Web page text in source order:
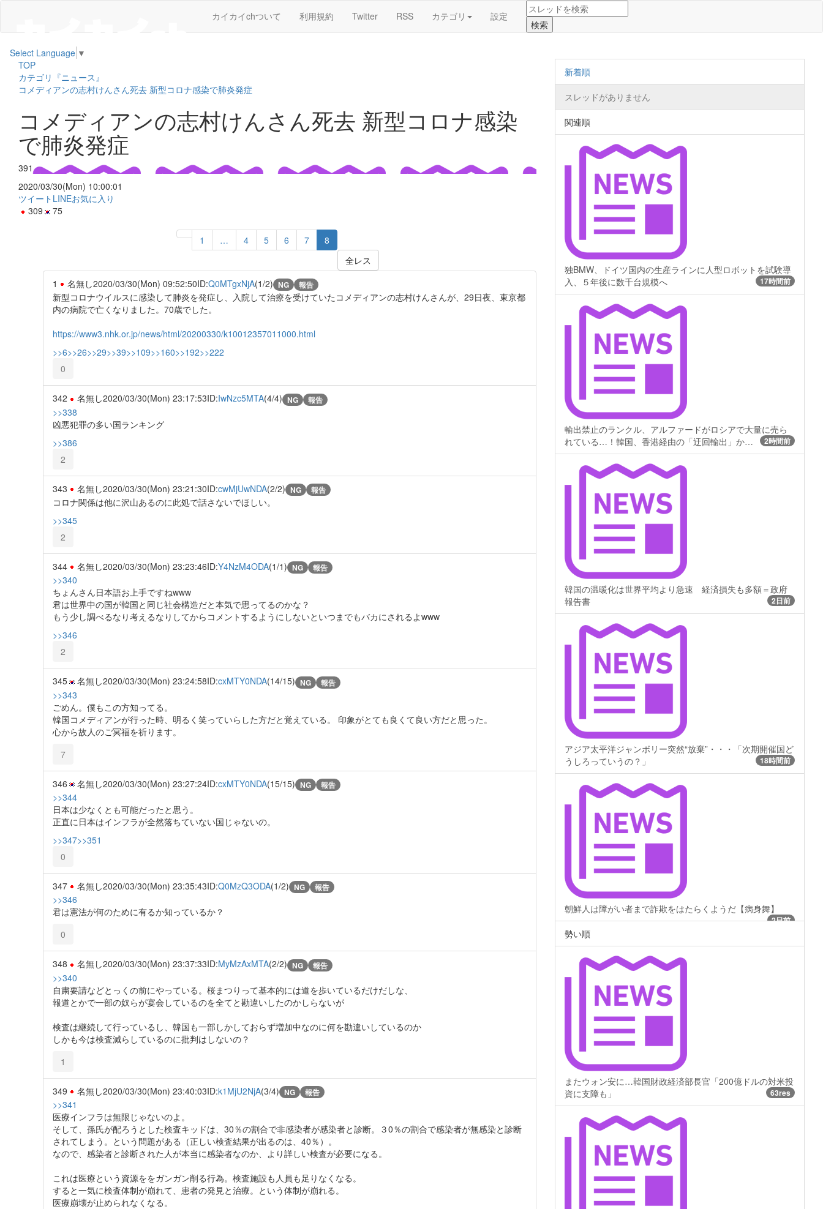
カイカイchついて 利用規約 Twitter RSS カテゴリ 設定
Select Language ▼
TOP
カテゴリ『ニュース』
コメディアンの志村けんさん死去 新型コロナ感染で肺炎発症
コメディアンの志村けんさん死去 新型コロナ感染
で肺炎発症
391
2020/03/30(Mon) 10:00:01
ツイート LINEお気に入り
309
75
1 … 4 5 6 7
8
全レス
1
名無し2020/03/30(Mon) 09:52:50ID:Q0MTgxNjA(1/2) NG 報告
新型コロナウイルスに感染して肺炎を発症し、入院して治療を受けていたコメディアンの志村けんさんが、29日夜、東京都
内の病院で亡くなりました。70歳でした。
https://www3.nhk.or.jp/news/html/20200330/k10012357011000.html
>>6>>26>>29>>39>>109>>160>>192>>222
0
342 名無し2020/03/30(Mon) 23:17:53ID:IwNzc5MTA(4/4) NG 報告
>>338
凶悪犯罪の多い国ランキング
>>386
2
343 名無し2020/03/30(Mon) 23:21:30ID:cwMjUwNDA(2/2) NG 報告
コロナ関係は他に沢山あるのに此処で話さないでほしい。
>>345
2
344 名無し2020/03/30(Mon) 23:23:46ID:Y4NzM4ODA(1/1) NG 報告
>>340
ちょんさん日本語お上手ですねwww
君は世界中の国が韓国と同じ社会構造だと本気で思ってるのかな？
もう少し調べるなり考えるなりしてからコメントするようにしないといつまでもバカにされるよwww
>>346
2
345 名無し2020/03/30(Mon) 23:24:58ID:cxMTY0NDA(14/15) NG 報告
>>343
ごめん。僕もこの方知ってる。
韓国コメディアンが行った時、明るく笑っていらした方だと覚えている。 印象がとても良くて良い方だと思った。
心から故人のご冥福を祈ります。
7
346 名無し2020/03/30(Mon) 23:27:24ID:cxMTY0NDA(15/15) NG 報告
>>344
日本は少なくとも可能だったと思う。
正直に日本はインフラが全然落ちていない国じゃないの。
>>347>>351
0
347 名無し2020/03/30(Mon) 23:35:43ID:Q0MzQ3ODA(1/2) NG 報告
>>346
君は憲法が何のために有るか知っているか？
0
348 名無し2020/03/30(Mon) 23:37:33ID:MyMzAxMTA(2/2) NG 報告
>>340
自粛要請などとっくの前にやっている。桜まつりって基本的には道を歩いているだけだしな、
報道とかで一部の奴らが宴会しているのを全てと勘違いしたのかしらないが
検査は継続して行っているし、韓国も一部しかしておらず増加中なのに何を勘違いしているのか
しかも今は検査減らしているのに批判はしないの？
1
349 名無し2020/03/30(Mon) 23:40:03ID:k1MjU2NjA(3/4) NG 報告
>>341
医療インフラは無限じゃないのよ。
そして、孫氏が配ろうとした検査キッドは、30％の割合で非感染者が感染者と診断。３0％の割合で感染者が無感染と診断
されてしまう。という問題がある（正しい検査結果が出るのは、40％）。
なので、感染者と診断された人が本当に感染者なのか、より詳しい検査が必要になる。
これは医療という資源ををガンガン削る行為。検査施設も人員も足りなくなる。
すると一気に検査体制が崩れて、患者の発見と治療。という体制が崩れる。
医療崩壊が止められなくなる。
新着順
スレッドがありません
関連順
独BMW、ドイツ国内の生産ラインに人型ロボットを試験導
入、５年後に数千台規模へ
17時間前
輸出禁止のランクル、アルファードがロシアで大量に売ら
れている…！韓国、香港経由の「迂回輸出」か…
2時間前
韓国の温暖化は世界平均より急速 経済損失も多額＝政府
報告書
2日前
アジア太平洋ジャンボリー突然“放棄”・・・「次期開催国ど
うしろっていうの？」
18時間前
朝鮮人は障がい者まで詐欺をはたらくようだ【病身舞】
2日前
勢い順
またウォン安に…韓国財政経済部長官「200億ドルの対米投
資に支障も」
63res